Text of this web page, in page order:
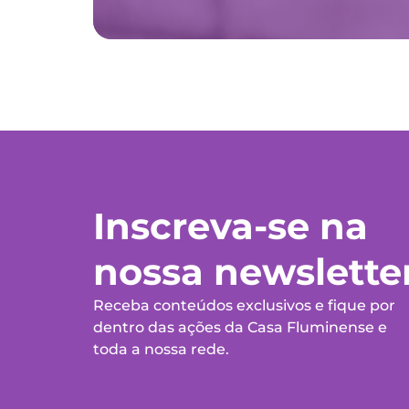
Inscreva-se na
nossa
Receba conteúdos exclusivos e fique por
dentro das ações da Casa Fluminense e
toda a nossa rede.